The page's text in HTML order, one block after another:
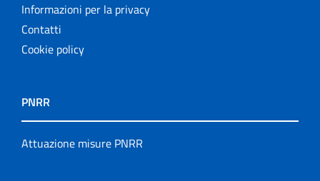
Informazioni per la privacy
Contatti
Cookie policy
PNRR
Attuazione misure PNRR